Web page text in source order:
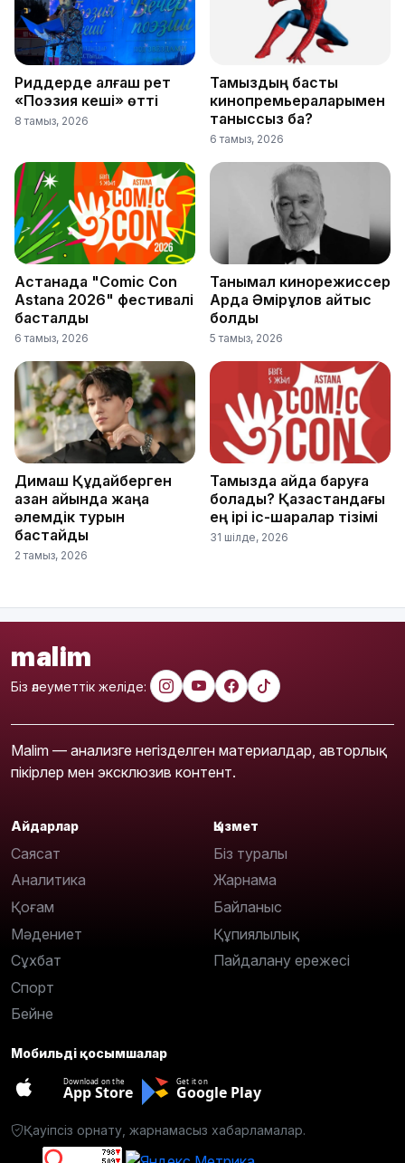
Риддерде алғаш рет
«Поэзия кеші» өтті
8 тамыз, 2026
Тамыздың басты
кинопремьераларымен
таныссыз ба?
6 тамыз, 2026
Астанада "Comic Con
Astana 2026" фестивалі
басталды
6 тамыз, 2026
Танымал кинорежиссер
Ардақ Әмірқұлов қайтыс
болды
5 тамыз, 2026
Димаш Құдайберген
қазан айында жаңа
әлемдік турын
бастайды
2 тамыз, 2026
Тамызда қайда баруға
болады? Қазақстандағы
ең ірі іс-шаралар тізімі
31 шілде, 2026
malim
Біз әлеуметтік желіде:
Malim — анализге негізделген материалдар, авторлық
пікірлер мен эксклюзив контент.
Айдарлар
Саясат
Аналитика
Қоғам
Мәдениет
Сұхбат
Спорт
Бейне
Қызмет
Біз туралы
Жарнама
Байланыс
Құпиялылық
Пайдалану ережесі
Мобильді қосымшалар
Download on the
App Store
Get it on
Google Play
Қауіпсіз орнату, жарнамасыз хабарламалар.